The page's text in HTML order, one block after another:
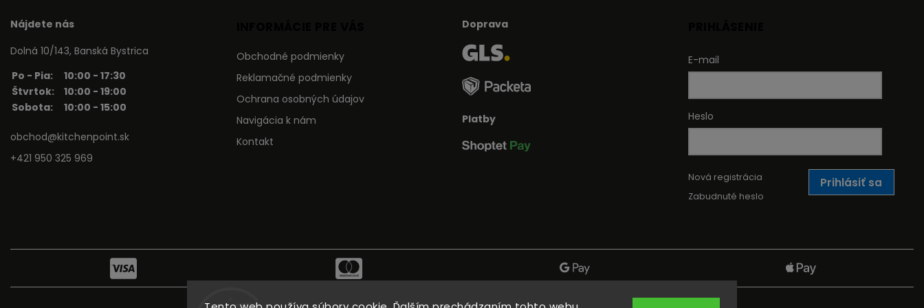
Nájdete nás
Dolná 10/143, Banská Bystrica
Po - Pia:
10:00 - 17:30
Štvrtok:
10:00 - 19:00
Sobota:
10:00 - 15:00
obchod@kitchenpoint.sk
+421 950 325 969
Obchodné podmienky
Reklamačné podmienky
Ochrana osobných údajov
Navigácia k nám
Kontakt
Doprava
Platby
E-mail
Heslo
Prihlásiť sa
Nová registrácia
Zabudnuté heslo